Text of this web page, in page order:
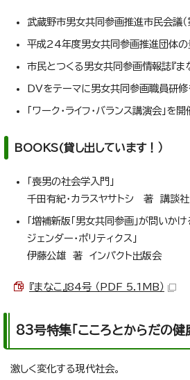
武蔵野市男女共同参画推進市民会議（
平成24年度男女共同参画推進団体の
市民とつくる男女共同参画情報誌『ま
DVをテーマに男女共同参画職員研修
「ワーク・ライフ・バランス講演会」を
BOOKS(貸し出しています！）
「喪男の社会学入門」
千田有紀・カラスヤサトシ 著 講談社
「増補新版「男女共同参画」が問いか
ジェンダー・ポリティクス」
伊藤公雄 著 インパクト出版会
『まなこ』84号 （PDF 5.1MB）
83号特集「こころとからだの健
激しく変化する現代社会。